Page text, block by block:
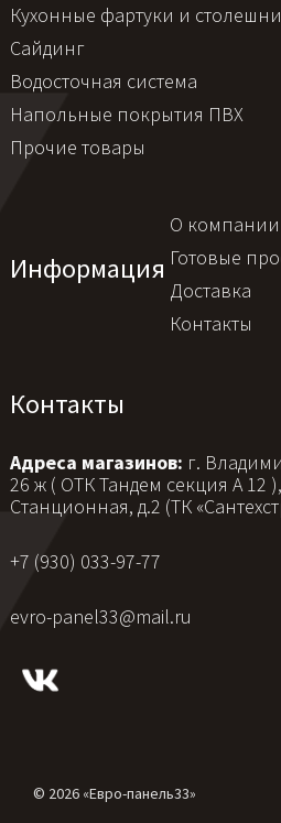
Кухонные фартуки и
Сайдинг
Водосточная система
Напольные покрытия ПВХ
Прочие товары
Информация
О компании
Готовые
Доставка
Контакты
Контакты
Адреса магазинов: г.
26 ж ( ОТК Тандем секция А 12
Станционная, д.2 (ТК
+7 (930) 033-97-77
evro-panel33@mail.ru
© 2026 «Евро-панель33»